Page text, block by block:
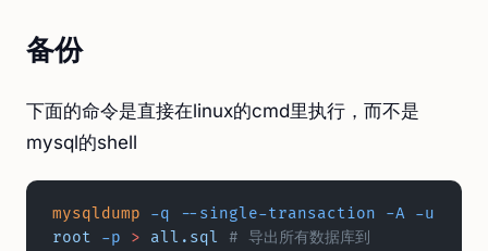
备份
下面的命令是直接在linux的cmd里执行，而不是
mysql的shell
mysqldump -q --single-transaction -A -u
root -p > all.sql
# 导出所有数据库到